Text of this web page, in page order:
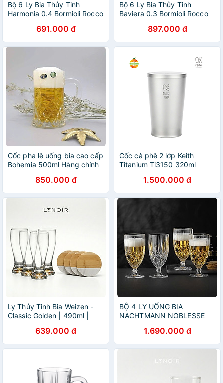
Bộ 6 Ly Bia Thủy Tinh
Harmonia 0.4 Bormioli Rocco
691.000 đ
Bộ 6 Ly Bia Thủy Tinh
Baviera 0.3 Bormioli Rocco
897.000 đ
Cốc pha lê uống bia cao cấp
Bohemia 500ml Hàng chính
850.000 đ
Cốc cà phê 2 lớp Keith
Titanium Ti3150 320ml
1.500.000 đ
Ly Thủy Tinh Bia Weizen -
Classic Golden | 490ml |
639.000 đ
BỘ 4 LY UỐNG BIA
NACHTMANN NOBLESSE
hàng chính hãng
1.690.000 đ